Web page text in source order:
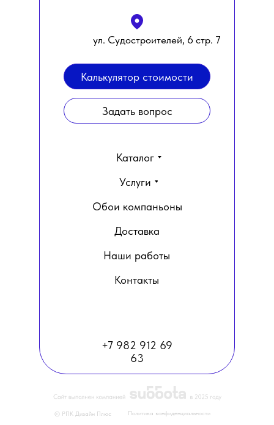
Задать вопрос
Контакты
Наши работы
Доставка
Обои компаньоны
Услуги
Каталог
Калькулятор стоимости
ул. Судостроителей, 6 стр. 7
+7 982 912 69
63
Политика конфиденциальности
© РПК Дизайн Плюс